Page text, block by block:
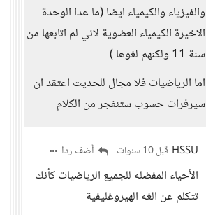
والفيزياء والكيمياء ايضا (ما عدا الوحدة
الاخيرة الكيمياء العضوية لاني لم اتابعها من
سنة 11 ولكنهم لغوها )
اما الرياضيات فلا مجال للحديث اعتقد ان
سيرفرات حسوب ستنفجر من الكلام
HSSU قبل 10 سنوات أضف ردا
الأحياء المفضله للجميع الرياضيات كأنك
تتكلم عن الغه الهيروغليفية